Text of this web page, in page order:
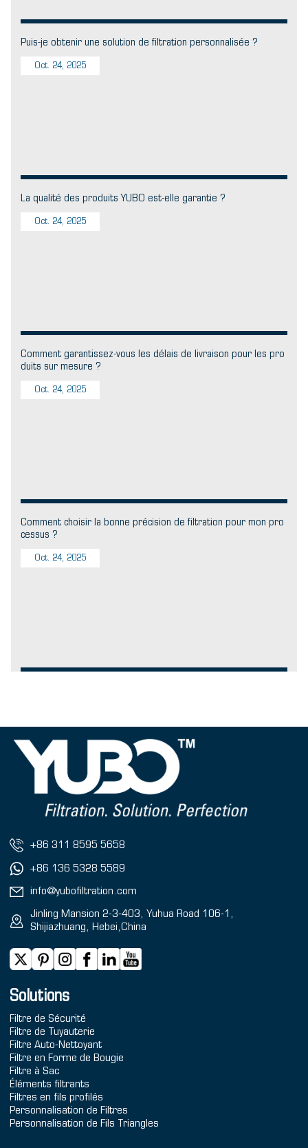
Puis-je obtenir une solution de filtration personnalisée ?
Oct. 24, 2025
La qualité des produits YUBO est-elle garantie ?
Oct. 24, 2025
Comment garantissez-vous les délais de livraison pour les pro
duits sur mesure ?
Oct. 24, 2025
Comment choisir la bonne précision de filtration pour mon pro
cessus ?
Oct. 24, 2025
+86 311 8595 5658
+86 136 5328 5589
info@yubofiltration.com
Jinling Mansion 2-3-403, Yuhua Road 106-1,
Shijiazhuang, Hebei,China
Solutions
Filtre de Sécurité
Filtre de Tuyauterie
Filtre Auto-Nettoyant
Filtre en Forme de Bougie
Filtre à Sac
Éléments filtrants
Filtres en fils profilés
Personnalisation de Filtres
Personnalisation de Fils Triangles